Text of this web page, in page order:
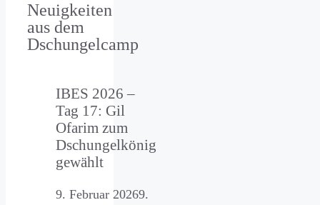
Neuigkeiten
aus dem
Dschungelcamp
IBES 2026 –
Tag 17: Gil
Ofarim zum
Dschungelkönig
gewählt
9. Februar 20269.